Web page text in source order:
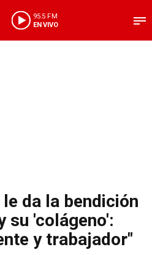
95.5 FM
EN VIVO
da la bendición
su 'colágeno':
y trabajador"